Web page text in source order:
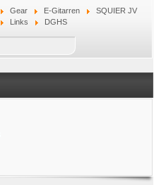
Gear E-Gitarren
SQUIER JV
Links DGHS